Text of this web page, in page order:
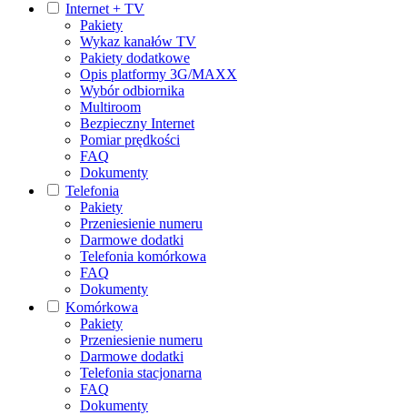
Internet + TV
Pakiety
Wykaz kanałów TV
Pakiety dodatkowe
Opis platformy 3G/MAXX
Wybór odbiornika
Multiroom
Bezpieczny Internet
Pomiar prędkości
FAQ
Dokumenty
Telefonia
Pakiety
Przeniesienie numeru
Darmowe dodatki
Telefonia komórkowa
FAQ
Dokumenty
Komórkowa
Pakiety
Przeniesienie numeru
Darmowe dodatki
Telefonia stacjonarna
FAQ
Dokumenty